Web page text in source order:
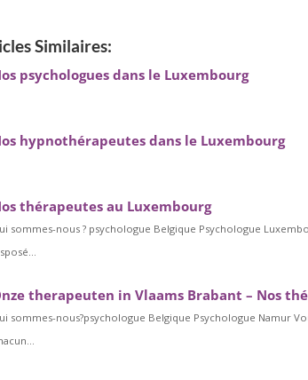
Similaires:
psychologues dans le Luxembourg
hypnothérapeutes dans le Luxembourg
thérapeutes au Luxembourg
sommes-nous ? psychologue Belgique Psychologue
therapeuten in Vlaams Brabant – Nos
sommes-nous?psychologue Belgique Psychologue Namur